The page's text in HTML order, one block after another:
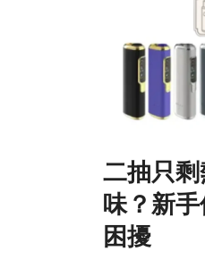
二抽只
味？新
困擾